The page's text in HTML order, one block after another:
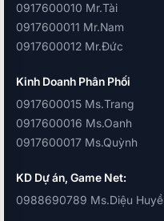
0917600010 Mr.Tài
0917600011 Mr.Nam
0917600012 Mr.Đức
Kinh Doanh Phân Phối
0917600015 Ms.Trang
0917600016 Ms.Oanh
0917600017 Ms.Quỳnh
KD Dự án, Game Net:
0988690789 Ms.Diệu